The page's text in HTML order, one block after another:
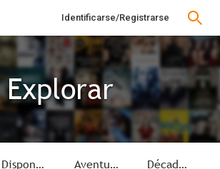
Identificarse/Registrarse
Explorar
Disponible Aventura espacial Década